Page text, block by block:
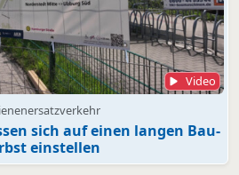
Video
sich auf einen langen Bau-
einstellen